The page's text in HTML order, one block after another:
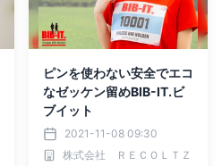
ピンを使わない安全でエコ
なゼッケン留めBIB-IT.ビ
ブイット
2021-11-08 09:30
株式会社 ＲＥＣＯＬＴＺ